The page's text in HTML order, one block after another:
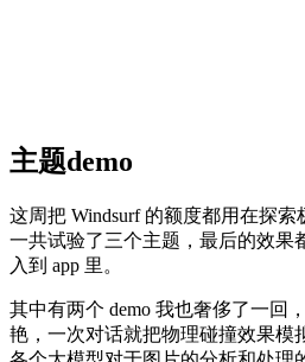
主题demo
这周把 Windsurf 的额度都用在探索
一共试验了三个主题，最后的效果
入到 app 里。
其中有两个 demo 我也奢侈了一回
艳，一次对话就把物理碰撞效果模